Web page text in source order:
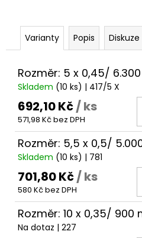
Varianty Popis Diskuze
Rozměr: 5 x 0,45/
Skladem (10 ks) | 417/5 X
692,10 Kč/ ks
571,98 Kč bez DPH
Rozměr: 5,5 x 0,5/
Skladem (10 ks) | 781
701,80 Kč/ ks
580 Kč bez DPH
Rozměr: 10 x 0,35/ 900
Na dotaz | 227